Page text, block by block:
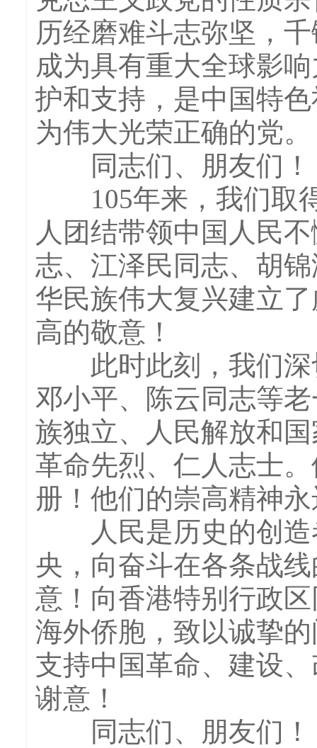
历经磨难斗志弥坚，
成为具有重大全球影
护和支持，是中国特
为伟大光荣正确的党。
同志们、朋友们！
105年来，我们取得
人团结带领中国人民
志、江泽民同志、胡
华民族伟大复兴建立
高的敬意！
此时此刻，我们深
邓小平、陈云同志等
族独立、人民解放和
革命先烈、仁人志士
册！他们的崇高精神
人民是历史的创造
央，向奋斗在各条战
意！向香港特别行政
海外侨胞，致以诚挚
支持中国革命、建设
谢意！
同志们、朋友们！